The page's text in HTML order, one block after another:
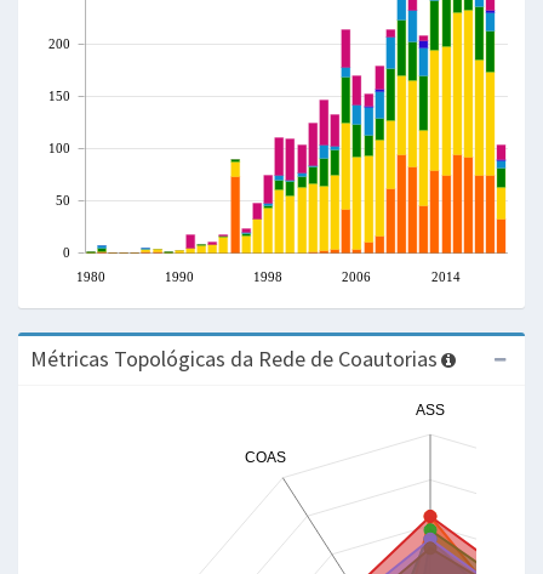
1980 1990 1998 2006 2014
0
50
100
150
200
Métricas Topológicas da Rede de Coautorias
ASS
COAS